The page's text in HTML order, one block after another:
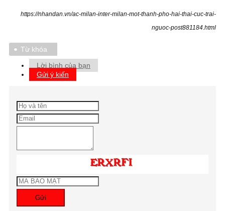
https://nhandan.vn/ac-milan-inter-milan-mot-thanh-pho-hai-thai-cuc-trai-
nguoc-post881184.html
Từ khóa
Lời bình của bạn
Gửi ý kiến
Gửi